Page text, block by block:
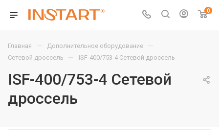
0
Главная — Дополнительное оборудование —
Сетевой дроссель — ISF-400/753-4 Сетевой дроссель
ISF-400/753-4 Сетевой
дроссель